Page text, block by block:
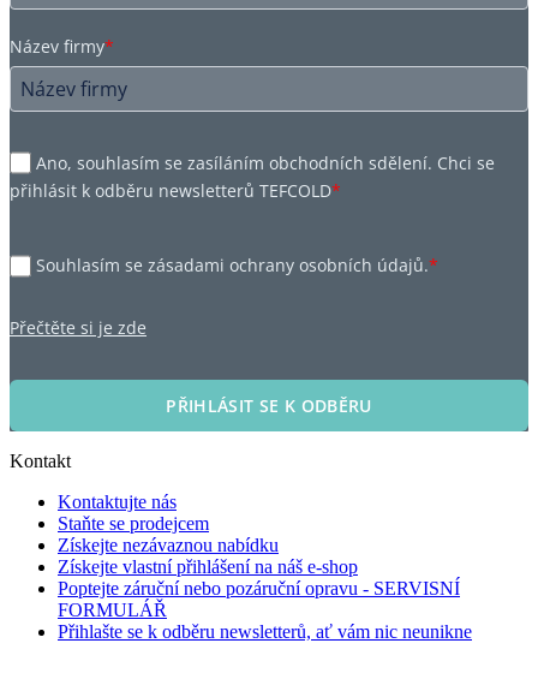
Název firmy*
Ano, souhlasím se zasíláním obchodních sdělení. Chci se
přihlásit k odběru newsletterů TEFCOLD*
Souhlasím se zásadami ochrany osobních údajů.*
Přečtěte si je zde
PŘIHLÁSIT SE K ODBĚRU
Kontakt
Kontaktujte nás
Staňte se prodejcem
Získejte nezávaznou nabídku
Získejte vlastní přihlášení na náš e-shop
Poptejte záruční nebo pozáruční opravu - SERVISNÍ
FORMULÁŘ
Přihlašte se k odběru newsletterů, ať vám nic neunikne